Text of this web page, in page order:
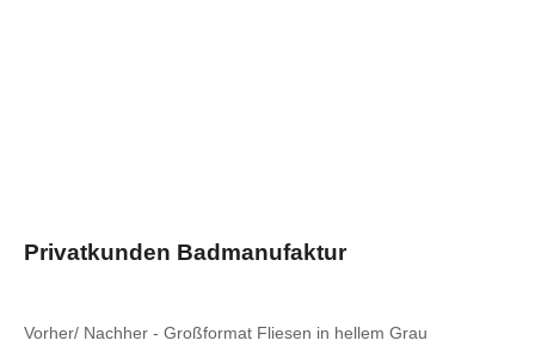
Privatkunden Badmanufaktur
Vorher/ Nachher - Großformat Fliesen in hellem Grau